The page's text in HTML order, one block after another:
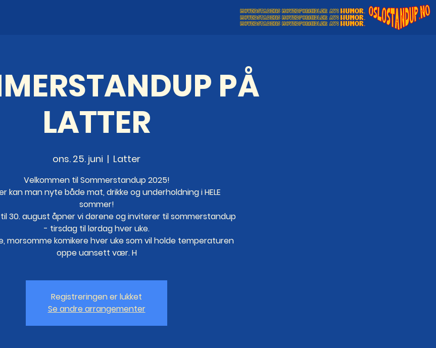
PÅ
LATTER
ons. 25. juni
  |
Latter
Velkommen til Sommerstandup 2025!
kan man nyte både mat, drikke og underholdning i HELE
sommer!
til 30. august åpner vi dørene og inviterer til sommerstandup
- tirsdag til lørdag hver uke.
morsomme komikere hver uke som vil holde temperaturen
oppe uansett vær. H
Registreringen er lukket
Se andre arrangementer